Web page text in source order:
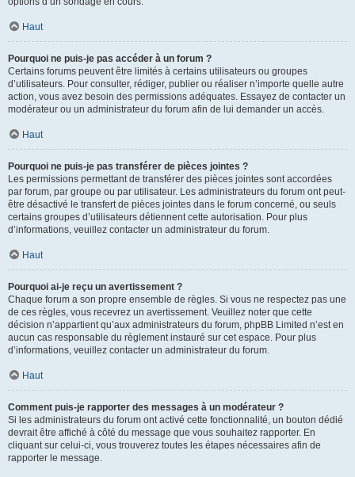
Haut
Pourquoi ne puis-je pas accéder à un forum ?
Certains forums peuvent être limités à certains utilisateurs ou groupes
d’utilisateurs. Pour consulter, rédiger, publier ou réaliser n’importe quelle autre
action, vous avez besoin des permissions adéquates. Essayez de contacter un
modérateur ou un administrateur du forum afin de lui demander un accès.
Haut
Pourquoi ne puis-je pas transférer de pièces jointes ?
Les permissions permettant de transférer des pièces jointes sont accordées
par forum, par groupe ou par utilisateur. Les administrateurs du forum ont peut-
être désactivé le transfert de pièces jointes dans le forum concerné, ou seuls
certains groupes d’utilisateurs détiennent cette autorisation. Pour plus
d’informations, veuillez contacter un administrateur du forum.
Haut
Pourquoi ai-je reçu un avertissement ?
Chaque forum a son propre ensemble de règles. Si vous ne respectez pas une
de ces règles, vous recevrez un avertissement. Veuillez noter que cette
décision n’appartient qu’aux administrateurs du forum, phpBB Limited n’est en
aucun cas responsable du règlement instauré sur cet espace. Pour plus
d’informations, veuillez contacter un administrateur du forum.
Haut
Comment puis-je rapporter des messages à un modérateur ?
Si les administrateurs du forum ont activé cette fonctionnalité, un bouton dédié
devrait être affiché à côté du message que vous souhaitez rapporter. En
cliquant sur celui-ci, vous trouverez toutes les étapes nécessaires afin de
rapporter le message.